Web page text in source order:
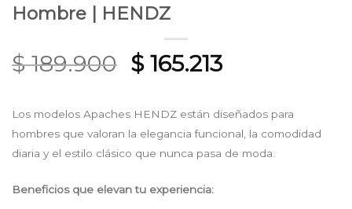
Hombre | HENDZ
$189.900 Original
was:
$ 189.900.
$165.213Current
is:
$ 165.213.
Los modelos Apaches HENDZ están diseñados para
hombres que valoran la elegancia funcional, la comodidad
diaria y el estilo clásico que nunca pasa de moda.
Beneficios que elevan tu experiencia: